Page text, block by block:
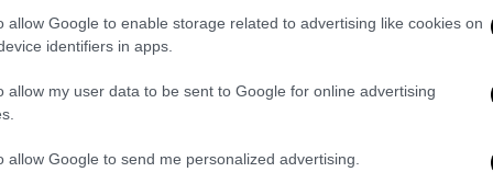
allow Google to enable storage related to advertising like cookies on
identifiers in apps.
allow my user data to be sent to Google for online advertising
allow Google to send me personalized advertising.
τα λεφτά από το φίλο μου; Να φύγεις.
εσύ με εμένα; Είναι δικό μου θέμα τι
εσύ;».